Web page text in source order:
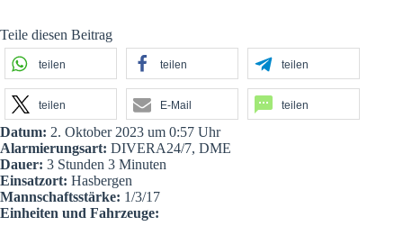
Teile diesen Beitrag
teilen teilen teilen
teilen E-Mail teilen
Datum: 2. Oktober 2023 um 0:57 Uhr
Alarmierungsart: DIVERA24/7, DME
Dauer: 3 Stunden 3 Minuten
Einsatzort: Hasbergen
Mannschaftsstärke: 1/3/17
Einheiten und Fahrzeuge: